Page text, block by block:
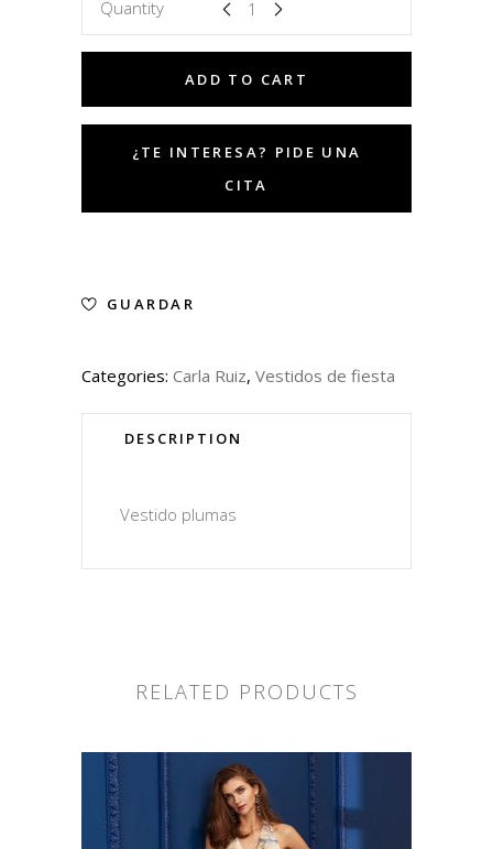
Quantity
ADD TO CART
GUARDAR
Categories: Carla Ruiz, Vestidos de fiesta
DESCRIPTION
Vestido plumas
RELATED PRODUCTS